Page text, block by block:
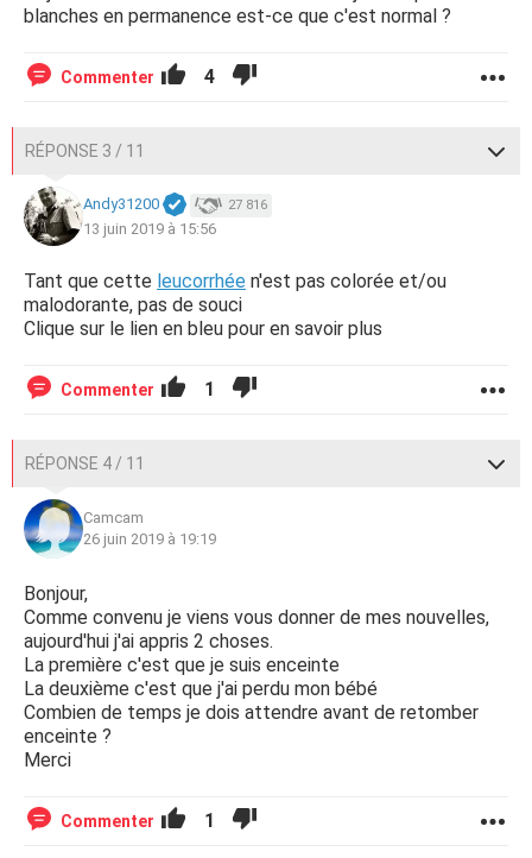
blanches en permanence est-ce que c'est normal ?
Commenter 4
RÉPONSE 3 / 11
Andy31200 27 816
13 juin 2019 à 15:56
Tant que cette leucorrhée n'est pas colorée et/ou
malodorante, pas de souci
Clique sur le lien en bleu pour en savoir plus
Commenter 1
RÉPONSE 4 / 11
Camcam
26 juin 2019 à 19:19
Bonjour,
Comme convenu je viens vous donner de mes nouvelles,
aujourd'hui j'ai appris 2 choses.
La première c'est que je suis enceinte
La deuxième c'est que j'ai perdu mon bébé
Combien de temps je dois attendre avant de retomber
enceinte ?
Merci
Commenter 1